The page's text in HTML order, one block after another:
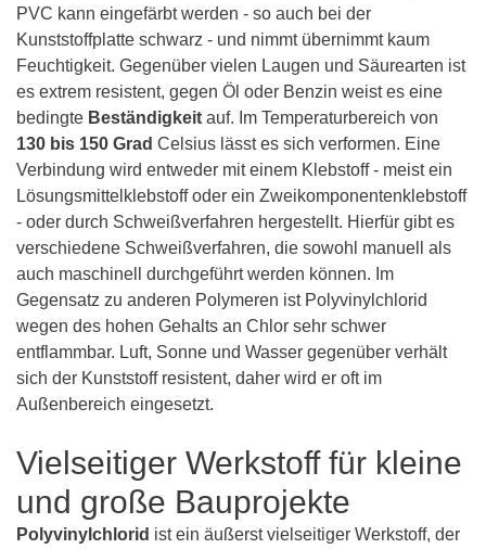
PVC kann eingefärbt werden - so auch bei der
Kunststoffplatte schwarz - und nimmt übernimmt kaum
Feuchtigkeit. Gegenüber vielen Laugen und Säurearten ist
es extrem resistent, gegen Öl oder Benzin weist es eine
bedingte Beständigkeit auf. Im Temperaturbereich von
130 bis 150 Grad Celsius lässt es sich verformen. Eine
Verbindung wird entweder mit einem Klebstoff - meist ein
Lösungsmittelklebstoff oder ein Zweikomponentenklebstoff
- oder durch Schweißverfahren hergestellt. Hierfür gibt es
verschiedene Schweißverfahren, die sowohl manuell als
auch maschinell durchgeführt werden können. Im
Gegensatz zu anderen Polymeren ist Polyvinylchlorid
wegen des hohen Gehalts an Chlor sehr schwer
entflammbar. Luft, Sonne und Wasser gegenüber verhält
sich der Kunststoff resistent, daher wird er oft im
Außenbereich eingesetzt.
Vielseitiger Werkstoff für kleine
und große Bauprojekte
Polyvinylchlorid ist ein äußerst vielseitiger Werkstoff, der